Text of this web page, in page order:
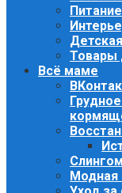
Товары
Всё маме
Модная